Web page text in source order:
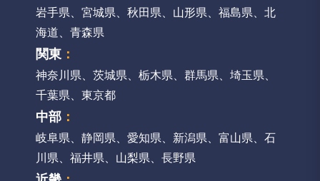
岩手県 宮城県 秋田県 山形県 福島県
北
海道
青森県
関東 ：
神奈川県 茨城県 栃木県 群馬県 埼玉県
千葉県
東京都
中部 ：
岐阜県 静岡県 愛知県 新潟県 富山県
石
川県
福井県 山梨県 長野県